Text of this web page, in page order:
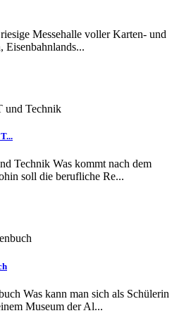
Messehalle voller Karten- und
Eisenbahnlands...
Technik Was kommt nach dem
soll die berufliche Re...
Was kann man sich als Schülerin
Museum der Al...